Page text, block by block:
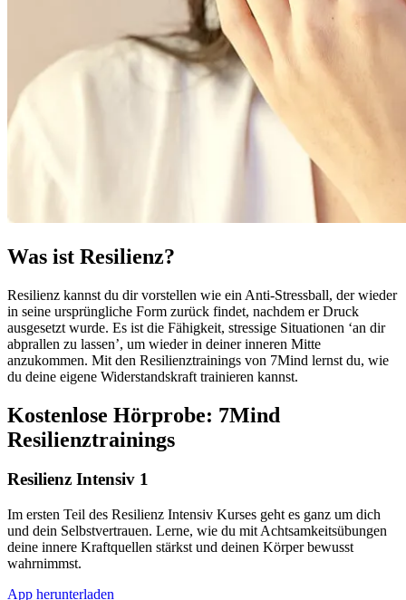
Was ist Resilienz?
Resilienz kannst du dir vorstellen wie ein Anti-Stressball, der wieder
in seine ursprüngliche Form zurück findet, nachdem er Druck
ausgesetzt wurde. Es ist die Fähigkeit, stressige Situationen ‘an dir
abprallen zu lassen’, um wieder in deiner inneren Mitte
anzukommen. Mit den Resilienztrainings von 7Mind lernst du, wie
du deine eigene Widerstandskraft trainieren kannst.
Kostenlose Hörprobe: 7Mind
Resilienztrainings
Resilienz Intensiv 1
Im ersten Teil des Resilienz Intensiv Kurses geht es ganz um dich
und dein Selbstvertrauen. Lerne, wie du mit Achtsamkeitsübungen
deine innere Kraftquellen stärkst und deinen Körper bewusst
wahrnimmst.
App herunterladen